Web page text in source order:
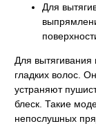
Для
Для вытягивания
гладких волос.
устраняют
блеск. Такие
непослушных